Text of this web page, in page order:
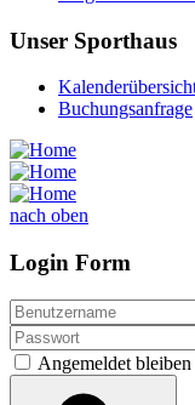
Unser Sporthaus
Buchungsanfrage
nach oben
Login Form
Angemeldet bleiben